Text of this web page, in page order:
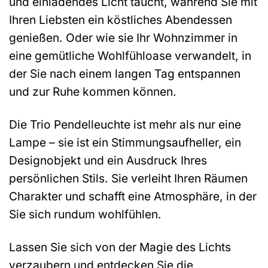
Ihren Liebsten ein köstliches Abendessen
genießen. Oder wie sie Ihr Wohnzimmer in
eine gemütliche Wohlfühloase verwandelt, in
der Sie nach einem langen Tag entspannen
und zur Ruhe kommen können.
Die Trio Pendelleuchte ist mehr als nur eine
Lampe – sie ist ein Stimmungsaufheller, ein
Designobjekt und ein Ausdruck Ihres
persönlichen Stils. Sie verleiht Ihren Räumen
Charakter und schafft eine Atmosphäre, in der
Sie sich rundum wohlfühlen.
Lassen Sie sich von der Magie des Lichts
verzaubern und entdecken Sie die